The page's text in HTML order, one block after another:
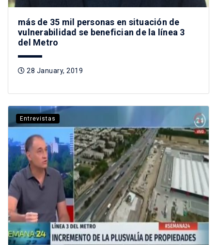
más de 35 mil personas en situación de
vulnerabilidad se benefician de la línea 3
del Metro
28 January, 2019
Entrevistas